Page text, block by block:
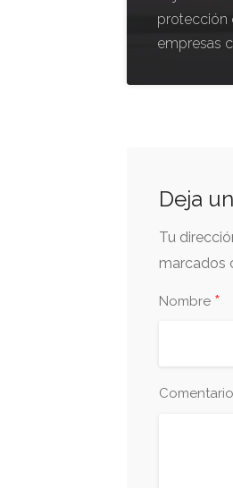
protección
empresas
Deja
Tu
marcados
Nombre *
Comentario